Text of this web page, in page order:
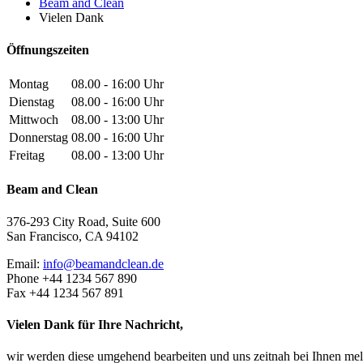
Beam and Clean
Vielen Dank
Öffnungszeiten
Montag
08.00 - 16:00 Uhr
Dienstag
08.00 - 16:00 Uhr
Mittwoch
08.00 - 13:00 Uhr
Donnerstag 08.00 - 16:00 Uhr
Freitag
08.00 - 13:00 Uhr
Beam and Clean
376-293 City Road, Suite 600
San Francisco, CA 94102
Email: info@beamandclean.de
Phone +44 1234 567 890
Fax +44 1234 567 891
Vielen Dank für Ihre Nachricht,
wir werden diese umgehend bearbeiten und uns zeitnah bei Ihnen